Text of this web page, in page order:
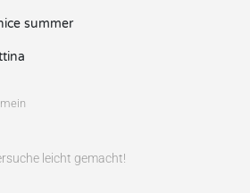
summer
leicht gemacht!